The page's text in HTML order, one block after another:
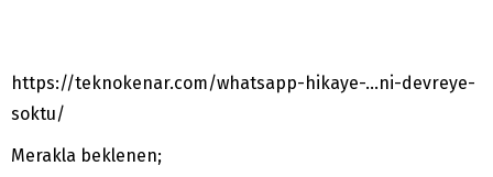
https://teknokenar.com/whatsapp-hikaye-…ni-devreye-
soktu/
Merakla beklenen;